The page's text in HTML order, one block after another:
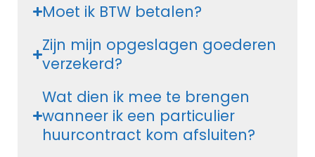
Moet ik BTW betalen?
Zijn mijn opgeslagen goederen
verzekerd?
Wat dien ik mee te brengen
wanneer ik een particulier
huurcontract kom afsluiten?